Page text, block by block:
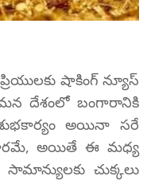
షాకింగ్ న్యూస్
దేశంలో బంగారానికి
అయినా సరే
అయితే ఈ మధ్య
చుక్కలు